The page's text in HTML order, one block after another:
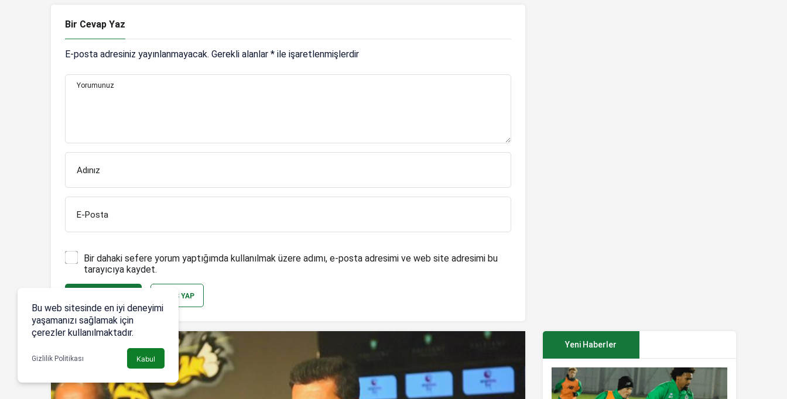
Bir Cevap Yaz
E-posta adresiniz yayınlanmayacak. Gerekli alanlar * ile işaretlenmişlerdir
Yorumunuz
Adınız
E-Posta
Bir dahaki sefere yorum yaptığımda kullanılmak üzere adımı, e-posta adresimi ve web site adresimi bu
tarayıcıya kaydet.
GIRIŞ YAP
Yeni Haberler
Bu web sitesinde en iyi deneyimi
yaşamanızı sağlamak için
çerezler kullanılmaktadır.
Gizlilik Politikası Kabul